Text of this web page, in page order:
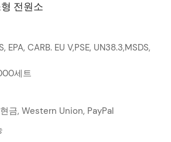
전원소
EPA, CARB. EU V,PSE, UN38.3,MSDS,
세트
금, Western Union, PayPal